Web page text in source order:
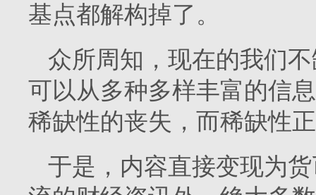
基点都解构掉了。
众所周知，现在的我们
可以从多种多样丰富的信
稀缺性的丧失，而稀缺性
于是，内容直接变现为